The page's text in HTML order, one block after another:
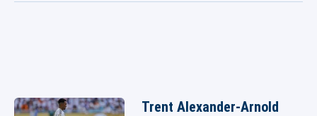
Trent Alexander-Arnold